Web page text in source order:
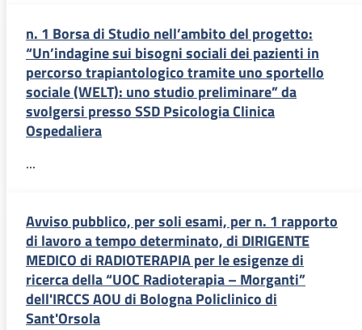
n. 1 Borsa di Studio nell’ambito del progetto:
“Un’indagine sui bisogni sociali dei pazienti in
percorso trapiantologico tramite uno sportello
sociale (WELT): uno studio preliminare” da
svolgersi presso SSD Psicologia Clinica
Ospedaliera
...
Avviso pubblico, per soli esami, per n. 1 rapporto
di lavoro a tempo determinato, di DIRIGENTE
MEDICO di RADIOTERAPIA per le esigenze di
ricerca della “UOC Radioterapia – Morganti”
dell'IRCCS AOU di Bologna Policlinico di
Sant'Orsola